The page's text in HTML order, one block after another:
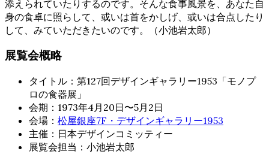
添えられていたりするのです。そんな食事風景を、あなた自
身の食卓に照らして、或いは首をかしげ、或いは合点したり
して、みていただきたいのです。（小池岩太郎）
展覧会概略
タイトル：第127回デザインギャラリー1953「モノプ
ロの食器展」
会期：1973年4月20日〜5月2日
会場： 松屋銀座7F・デザインギャラリー1953
主催：日本デザインコミッティー
展覧会担当：小池岩太郎